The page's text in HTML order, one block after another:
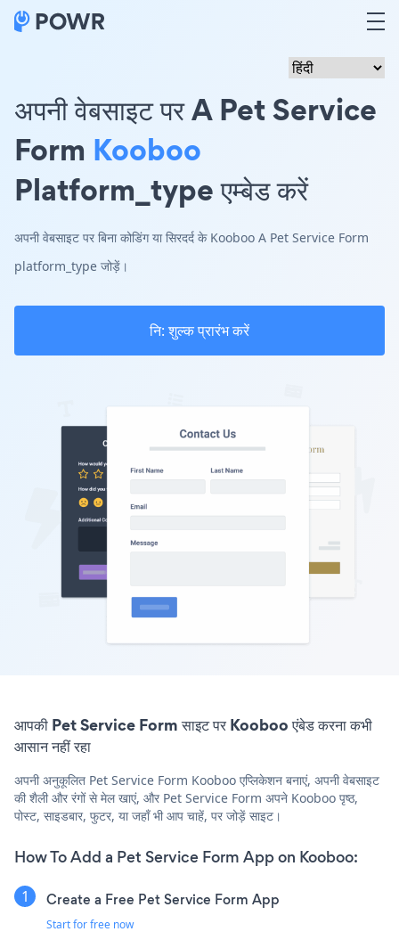
अपनी वेबसाइट पर A Pet Service
Form Kooboo
Platform_type एम्बेड करें
अपनी वेबसाइट पर बिना कोडिंग या सिरदर्द के Kooboo A Pet Service Form
platform_type जोड़ें।
नि: शुल्क प्रारंभ करें
आपकी Pet Service Form साइट पर Kooboo एंबेड करना कभी
आसान नहीं रहा
अपनी अनुकूलित Pet Service Form Kooboo एप्लिकेशन बनाएं, अपनी वेबसाइट
की शैली और रंगों से मेल खाएं, और Pet Service Form अपने Kooboo पृष्ठ,
पोस्ट, साइडबार, फुटर, या जहाँ भी आप चाहें, पर जोड़ें साइट।
How To Add a Pet Service Form App on Kooboo:
Create a Free Pet Service Form App
Start for free now